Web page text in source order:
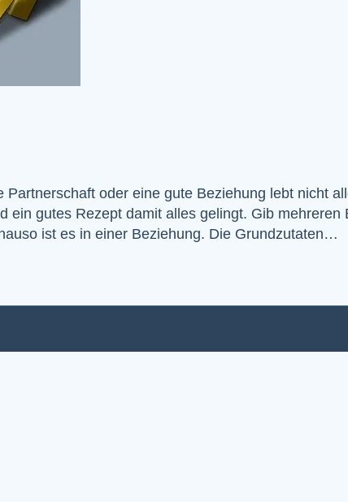
oder eine gute Beziehung lebt nicht
ein gutes Rezept damit alles gelingt. Gib
ist es in einer Beziehung. Die Grundzutaten…